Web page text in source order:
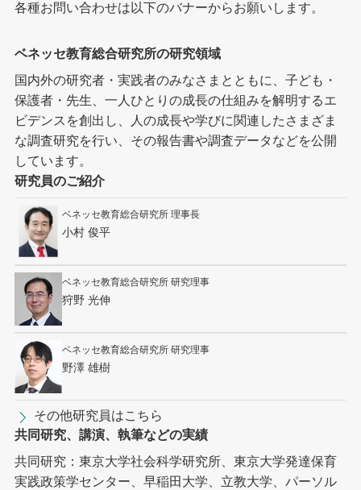
各種お問い合わせは以下のバナーからお願いします。
ベネッセ教育総合研究所の研究領域
国内外の研究者・実践者のみなさまとともに、子ども・
保護者・先生、一人ひとりの成長の仕組みを解明するエ
ビデンスを創出し、人の成長や学びに関連したさまざま
な調査研究を行い、その報告書や調査データなどを公開
しています。
研究員のご紹介
ベネッセ教育総合研究所 理事長
小村 俊平
ベネッセ教育総合研究所 研究理事
狩野 光伸
ベネッセ教育総合研究所 研究理事
野澤 雄樹
その他研究員はこちら
共同研究、講演、執筆などの実績
共同研究：東京大学社会科学研究所、東京大学発達保育
実践政策学センター、早稲田大学、立教大学、パーソル